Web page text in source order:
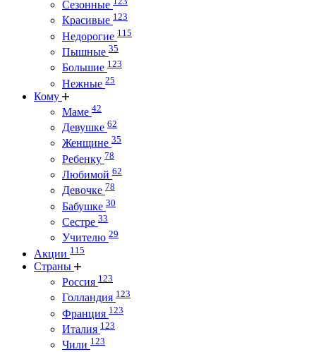
Сезонные
Красивые 123
Недорогие 115
Пышные 35
Большие 123
Нежные 25
Кому
Маме 42
Девушке 62
Женщине 35
Ребенку 78
Любимой 62
Девочке 78
Бабушке 30
Сестре 33
Учителю 29
Акции 115
Страны
Россия 123
Голландия 123
Франция 123
Италия 123
Чили 123